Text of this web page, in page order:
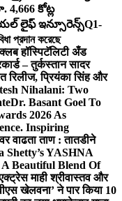
కోట్ల
లైఫ్ ఇన్సూరెన్స్Q1-
প্রদান করেছে
हॉस्पिटॅलिटी अँड
– तुर्कस्तान सादर
रिलीज, प्रियंका सिंह और
Nihalani: Two
Dr. Basant Goel To
2026 As
Inspiring
वाढता ताण : तातडीने
Shetty’s YASHNA
Beautiful Blend Of
माही श्रीवास्तव और
खेलवना’ ने पार किया 10